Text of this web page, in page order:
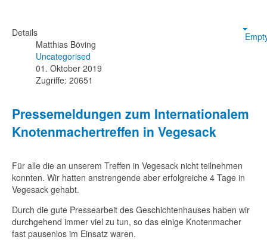
Details
Matthias Böving
Uncategorised
01. Oktober 2019
Zugriffe: 20651
Pressemeldungen zum Internationalem
Knotenmachertreffen in Vegesack
Für alle die an unserem Treffen in Vegesack nicht teilnehmen
konnten. Wir hatten anstrengende aber erfolgreiche 4 Tage in
Vegesack gehabt.
Durch die gute Pressearbeit des Geschichtenhauses haben wir
durchgehend immer viel zu tun, so das einige Knotenmacher
fast pausenlos im Einsatz waren.